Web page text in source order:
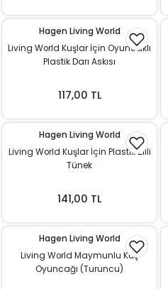
Hagen Living World
Living World Kuşlar İçin Oyuncaklı
Plastik Darı Askısı
117,00 TL
Hagen Living World
Living World Kuşlar İçin Plastik Zilli
Tünek
141,00 TL
Hagen Living World
Living World Maymunlu Kuş
Oyuncağı (Turuncu)